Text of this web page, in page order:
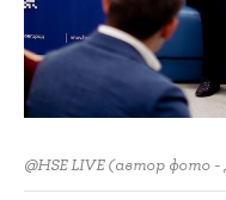
@HSE LIVE (автор